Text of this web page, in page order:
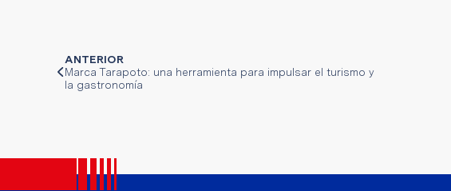
ANTERIOR
Marca Tarapoto: una herramienta para impulsar el turismo y
la gastronomía